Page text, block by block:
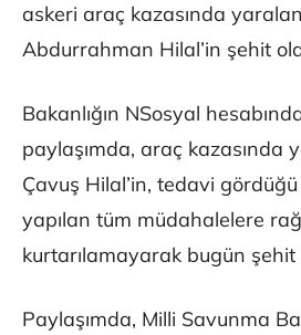
askeri araç kazasında
Abdurrahman Hilal’in şehit
Bakanlığın NSosyal
paylaşımda, araç kazasında
Çavuş Hilal’in, tedavi
yapılan tüm müdahalelere
kurtarılamayarak bugün
Paylaşımda, Milli Savunma